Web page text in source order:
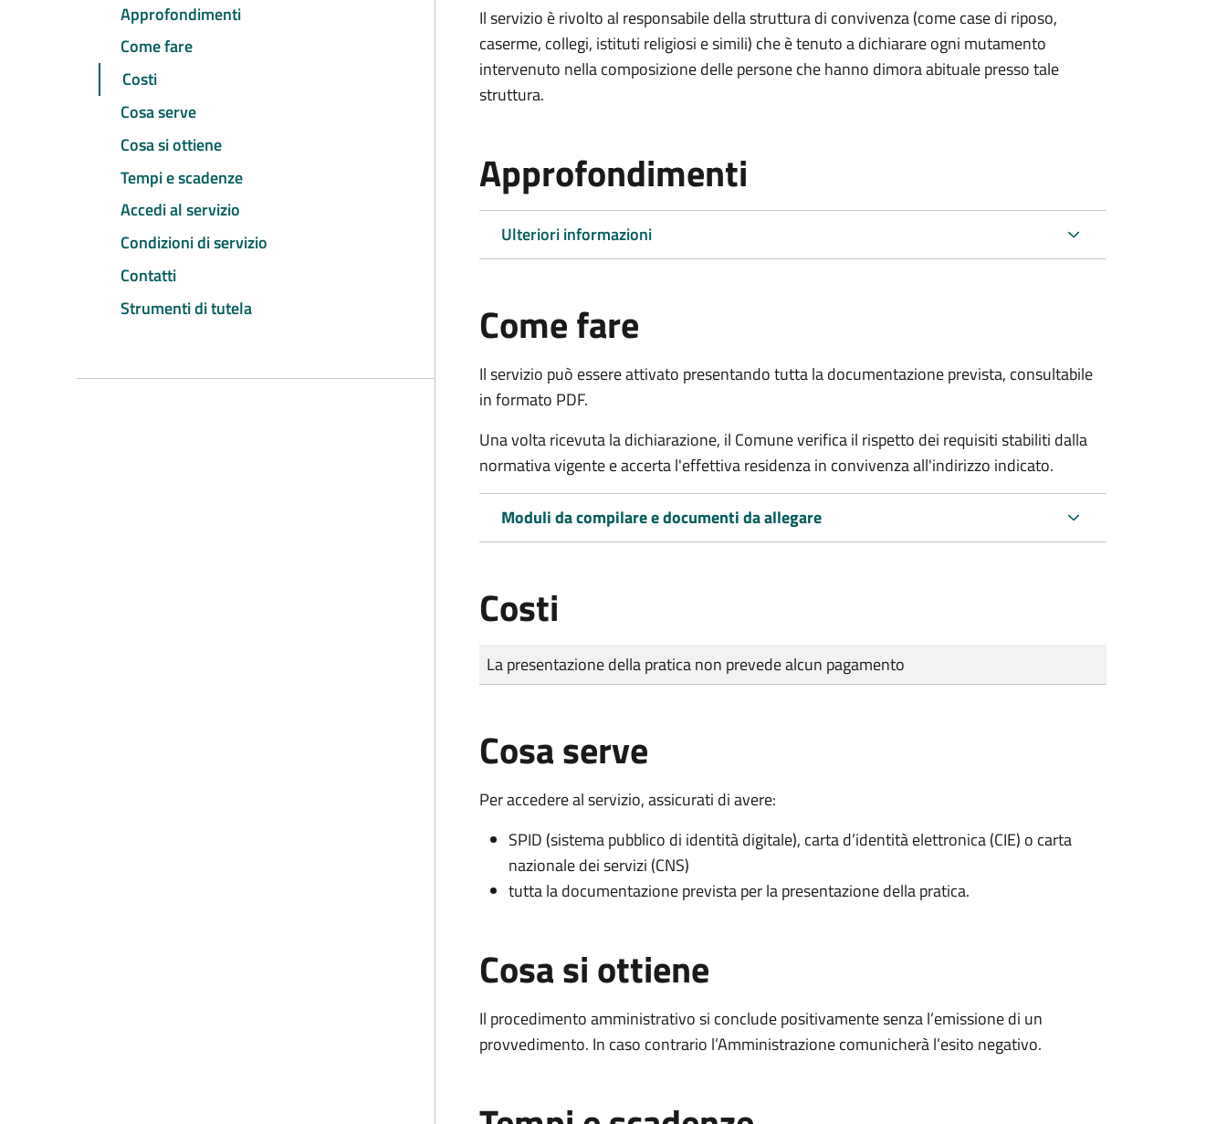
Approfondimenti
Come fare
Costi
Cosa serve
Cosa si ottiene
Tempi e scadenze
Accedi al servizio
Condizioni di servizio
Contatti
Strumenti di tutela
Il servizio è rivolto al responsabile della struttura di convivenza (come case di riposo,
caserme, collegi, istituti religiosi e simili) che è tenuto a dichiarare ogni mutamento
intervenuto nella composizione delle persone che hanno dimora abituale presso tale
struttura.
Approfondimenti
Ulteriori informazioni
Come fare
Il servizio può essere attivato presentando tutta la documentazione prevista, consultabile
in formato PDF.
Una volta ricevuta la dichiarazione, il Comune verifica il rispetto dei requisiti stabiliti dalla
normativa vigente e accerta l'effettiva residenza in convivenza all'indirizzo indicato.
Moduli da compilare e documenti da allegare
Costi
Tipo di pagamento
Importo
La presentazione della pratica non prevede alcun pagamento
Cosa serve
Per accedere al servizio, assicurati di avere:
SPID (sistema pubblico di identità digitale), carta d’identità elettronica (CIE) o carta
nazionale dei servizi (CNS)
tutta la documentazione prevista per la presentazione della pratica.
Cosa si ottiene
Il procedimento amministrativo si conclude positivamente senza l’emissione di un
provvedimento. In caso contrario l’Amministrazione comunicherà l’esito negativo.